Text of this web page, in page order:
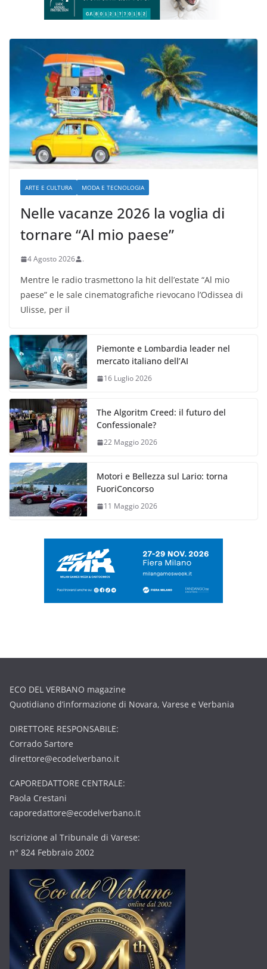
ARTE E CULTURA MODA E TECNOLOGIA
Nelle vacanze 2026 la voglia di
tornare “Al mio paese”
4 Agosto 2026 .
Mentre le radio trasmettono la hit dell’estate “Al mio
paese” e le sale cinematografiche rievocano l’Odissea di
Ulisse, per il
Piemonte e Lombardia leader nel
mercato italiano dell’AI
16 Luglio 2026
The Algoritm Creed: il futuro del
Confessionale?
22 Maggio 2026
Motori e Bellezza sul Lario: torna
FuoriConcorso
11 Maggio 2026
ECO DEL VERBANO magazine
Quotidiano d’informazione di Novara, Varese e Verbania
DIRETTORE RESPONSABILE:
Corrado Sartore
direttore@ecodelverbano.it
CAPOREDATTORE CENTRALE:
Paola Crestani
caporedattore@ecodelverbano.it
Iscrizione al Tribunale di Varese:
n° 824 Febbraio 2002